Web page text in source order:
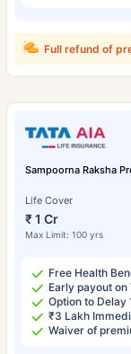
Full refund of
Sampoorna Raksha
Life Cover
₹ 1 Cr
Max Limit: 100 yrs
Free Health
Early payout
Option to Delay
₹3 Lakh
Waiver of